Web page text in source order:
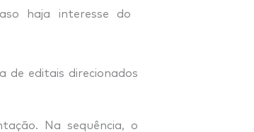
haja interesse do
de editais direcionados
Na sequência, o